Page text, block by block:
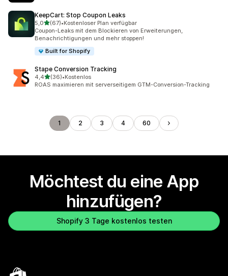
KeepCart: Stop Coupon Leaks
5,0von 5 Sternen
(67)
67 Rezensionen insgesamt
•Kostenloser Plan verfügbar
Coupon-Leaks mit dem Blockieren von Erweiterungen,
Benachrichtigungen und mehr stoppen!
Built for Shopify
Stape Conversion Tracking
4,4von 5 Sternen
(36)
36 Rezensionen insgesamt
•Kostenlos
ROAS maximieren mit serverseitigem GTM-Conversion-Tracking
1 2 3 4 60
Möchtest du eine App
hinzufügen?
Shopify 3 Tage kostenlos testen